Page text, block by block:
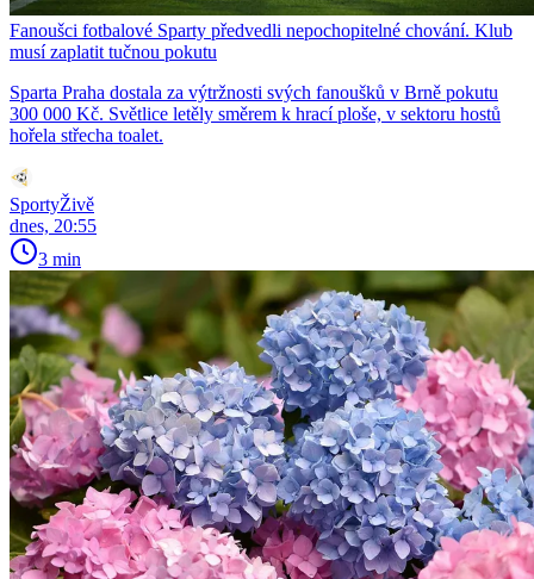
Fanoušci fotbalové Sparty předvedli nepochopitelné chování. Klub
musí zaplatit tučnou pokutu
Sparta Praha dostala za výtržnosti svých fanoušků v Brně pokutu
300 000 Kč. Světlice letěly směrem k hrací ploše, v sektoru hostů
hořela střecha toalet.
SportyŽivě
dnes, 20:55
3 min